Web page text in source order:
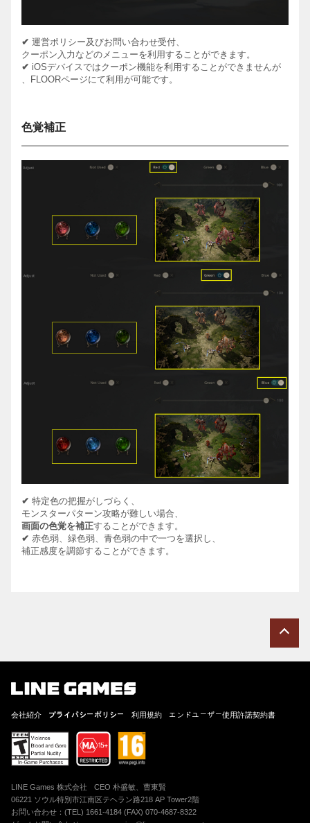
✔ 運営ポリシー及びお問い合わせ受付、
クーポン入力などのメニューを利用することができます。
✔ iOSデバイスではクーポン機能を利用することができませんが
、
FLOORページにて利用が可能です。
色覚補正
✔ 特定色の把握がしづらく、
モンスターパターン攻略が難しい場合、
画面の色覚を補正することができます。
✔ 赤色弱、緑色弱、青色弱の中で一つを選択し、
補正感度を調節することができます。
会社紹介 プライバシーポリシー 利用規約 エンドユーザー使用許諾契約書
LINE Games 株式会社
CEO 朴盛敏、曹東賢
06221 ソウル特別市江南区テヘラン路218 AP Tower2階
お問い合わせ：(TEL) 1661-4184 (FAX) 070-4687-8322